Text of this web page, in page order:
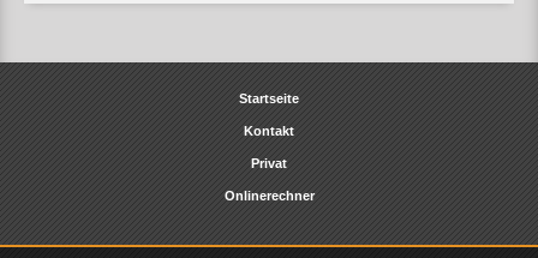
Startseite
Kontakt
Privat
Onlinerechner